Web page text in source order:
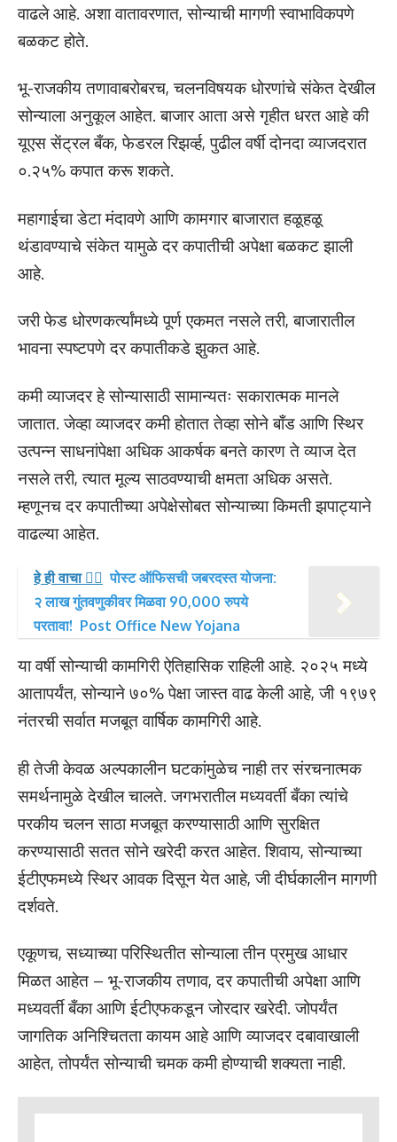
वाढले आहे. अशा वातावरणात, सोन्याची मागणी स्वाभाविकपणे
बळकट होते.
भू-राजकीय तणावाबरोबरच, चलनविषयक धोरणांचे संकेत देखील
सोन्याला अनुकूल आहेत. बाजार आता असे गृहीत धरत आहे की
यूएस सेंट्रल बँक, फेडरल रिझर्व्ह, पुढील वर्षी दोनदा व्याजदरात
०.२५% कपात करू शकते.
महागाईचा डेटा मंदावणे आणि कामगार बाजारात हळूहळू
थंडावण्याचे संकेत यामुळे दर कपातीची अपेक्षा बळकट झाली
आहे.
जरी फेड धोरणकर्त्यांमध्ये पूर्ण एकमत नसले तरी, बाजारातील
भावना स्पष्टपणे दर कपातीकडे झुकत आहे.
कमी व्याजदर हे सोन्यासाठी सामान्यतः सकारात्मक मानले
जातात. जेव्हा व्याजदर कमी होतात तेव्हा सोने बाँड आणि स्थिर
उत्पन्न साधनांपेक्षा अधिक आकर्षक बनते कारण ते व्याज देत
नसले तरी, त्यात मूल्य साठवण्याची क्षमता अधिक असते.
म्हणूनच दर कपातीच्या अपेक्षेसोबत सोन्याच्या किमती झपाट्याने
वाढल्या आहेत.
हे ही वाचा 👉🏻 पोस्ट ऑफिसची जबरदस्त योजना:
२ लाख गुंतवणुकीवर मिळवा 90,000 रुपये
परतावा! Post Office New Yojana
या वर्षी सोन्याची कामगिरी ऐतिहासिक राहिली आहे. २०२५ मध्ये
आतापर्यंत, सोन्याने ७०% पेक्षा जास्त वाढ केली आहे, जी १९७९
नंतरची सर्वात मजबूत वार्षिक कामगिरी आहे.
ही तेजी केवळ अल्पकालीन घटकांमुळेच नाही तर संरचनात्मक
समर्थनामुळे देखील चालते. जगभरातील मध्यवर्ती बँका त्यांचे
परकीय चलन साठा मजबूत करण्यासाठी आणि सुरक्षित
करण्यासाठी सतत सोने खरेदी करत आहेत. शिवाय, सोन्याच्या
ईटीएफमध्ये स्थिर आवक दिसून येत आहे, जी दीर्घकालीन मागणी
दर्शवते.
एकूणच, सध्याच्या परिस्थितीत सोन्याला तीन प्रमुख आधार
मिळत आहेत – भू-राजकीय तणाव, दर कपातीची अपेक्षा आणि
मध्यवर्ती बँका आणि ईटीएफकडून जोरदार खरेदी. जोपर्यंत
जागतिक अनिश्चितता कायम आहे आणि व्याजदर दबावाखाली
आहेत, तोपर्यंत सोन्याची चमक कमी होण्याची शक्यता नाही.